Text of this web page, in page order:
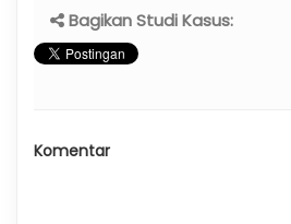
Bagikan Studi Kasus:
Komentar